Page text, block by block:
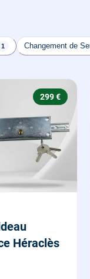
1 Changement de
299 €
Héraclès